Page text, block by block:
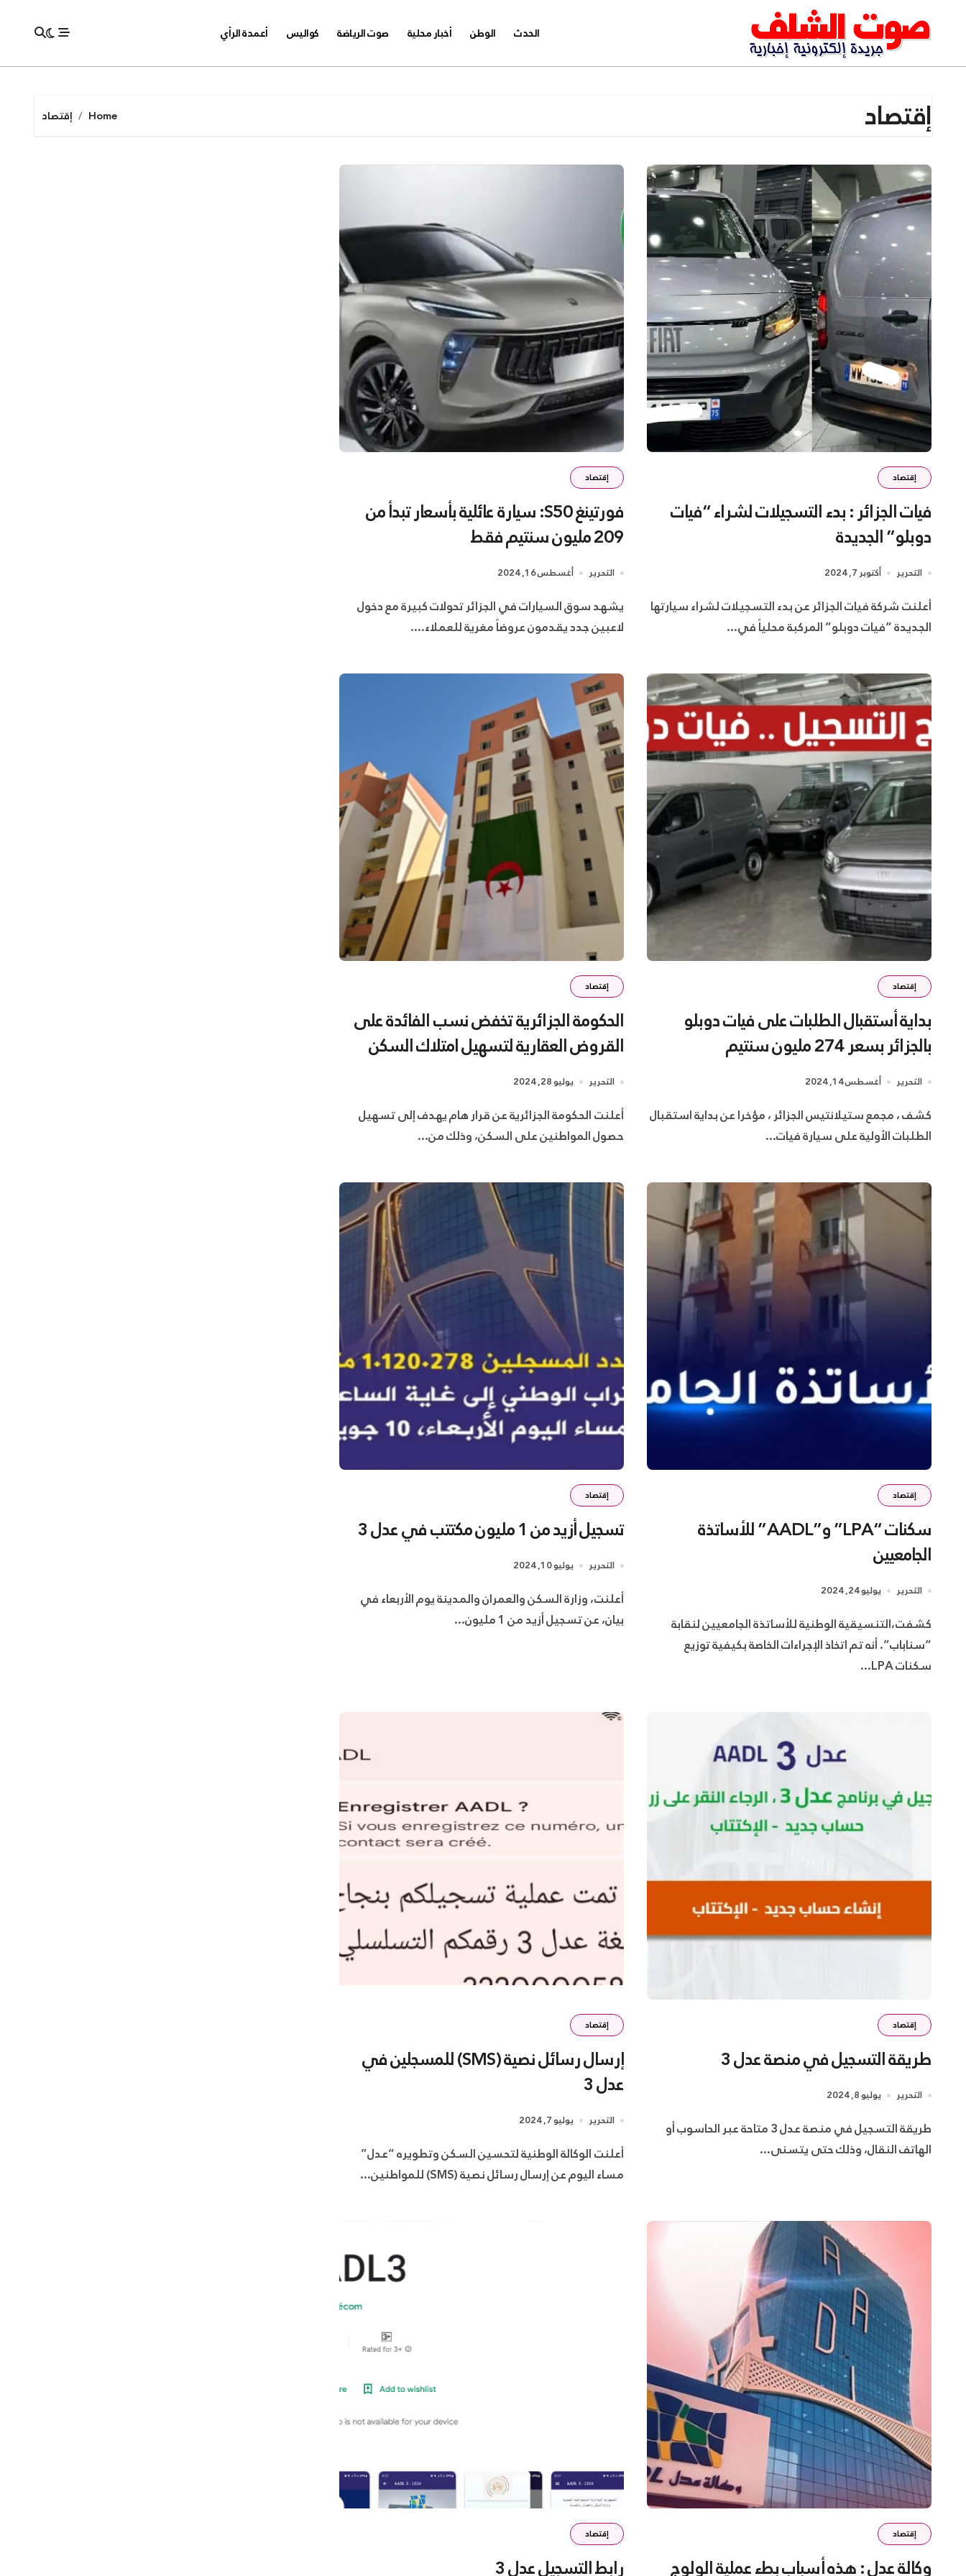
content
الحدث الوطن أخبار محلية صوت الرياضة كواليس أعمدة الرأي
إقتصاد Home إقتصاد
إقتصاد
فيات الجزائر : بدء التسجيلات لشراء “فيات
دوبلو” الجديدة
التحرير أكتوبر 7, 2024
أعلنت شركة فيات الجزائر عن بدء التسجيلات لشراء سيارتها
الجديدة “فيات دوبلو” المركبة محلياً في...
إقتصاد
فورتينغ S50: سيارة عائلية بأسعار تبدأ من
209 مليون سنتيم فقط
التحرير أغسطس 16, 2024
يشهد سوق السيارات في الجزائر تحولات كبيرة مع دخول
لاعبين جدد يقدمون عروضاً مغرية للعملاء....
إقتصاد
بداية أستقبال الطلبات على فيات دوبلو
بالجزائر بسعر 274 مليون سنتيم
التحرير أغسطس 14, 2024
كشف ، مجمع ستيلانتيس الجزائر ، مؤخرا عن بداية استقبال
الطلبات الأولية على سيارة فيات...
إقتصاد
الحكومة الجزائرية تخفض نسب الفائدة على
القروض العقارية لتسهيل امتلاك السكن
التحرير يوليو 28, 2024
أعلنت الحكومة الجزائرية عن قرار هام يهدف إلى تسهيل
حصول المواطنين على السكن، وذلك من...
إقتصاد
سكنات “LPA” و”AADL” للأساتذة
الجامعيين
التحرير يوليو 24, 2024
كشفت،التنسيقية الوطنية للأساتذة الجامعيين لنقابة
“سناباب”. أنه تم اتخاذ الإجراءات الخاصة بكيفية توزيع
سكنات LPA...
إقتصاد
تسجيل أزيد من 1 مليون مكتتب في عدل 3
التحرير يوليو 10, 2024
أعلنت، وزارة السكن والعمران والمدينة يوم الأربعاء في
بيان، عن تسجيل أزيد من 1 مليون...
إقتصاد
طريقة التسجيل في منصة عدل 3
التحرير يوليو 8, 2024
طريقة التسجيل في منصة عدل 3 متاحة عبر الحاسوب أو
الهاتف النقال، وذلك حتى يتسنى...
إقتصاد
إرسال رسائل نصية (SMS) للمسجلين في
عدل 3
التحرير يوليو 7, 2024
أعلنت الوكالة الوطنية لتحسين السكن وتطويره “عدل”
مساء اليوم عن إرسال رسائل نصية (SMS) للمواطنين...
إقتصاد
وكالة عدل : هذه أسباب بطء عملية الولوج
إقتصاد
رابط التسجيل عدل 3